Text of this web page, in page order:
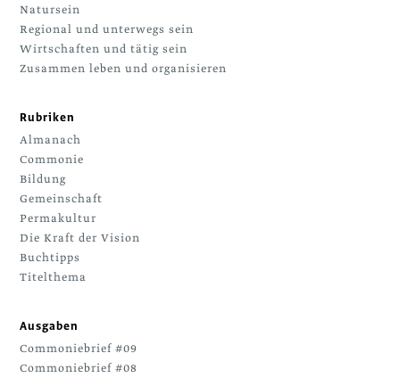
Natursein
Regional und unterwegs sein
Wirtschaften und tätig sein
Zusammen leben und organisieren
Rubriken
Almanach
Commonie
Bildung
Gemeinschaft
Permakultur
Die Kraft der Vision
Buchtipps
Titelthema
Ausgaben
Commoniebrief #09
Commoniebrief #08